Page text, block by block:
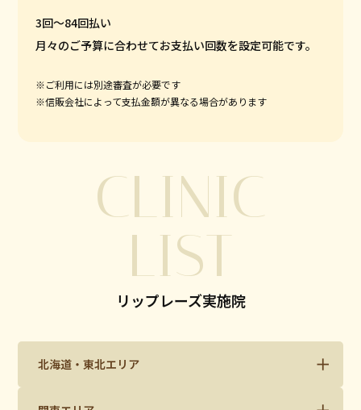
3回〜84回払い
月々のご予算に合わせてお支払い回数を設定可能です。
※ご利用には別途審査が必要です
※信販会社によって支払金額が異なる場合があります
CLINIC
LIST
リップレーズ実施院
北海道・東北エリア